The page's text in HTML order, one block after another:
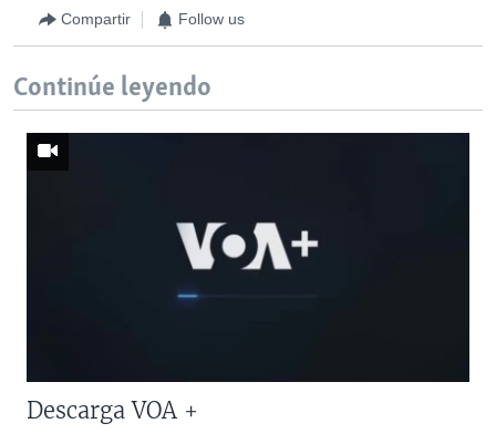
Compartir Follow us
Continúe leyendo
Descarga VOA +